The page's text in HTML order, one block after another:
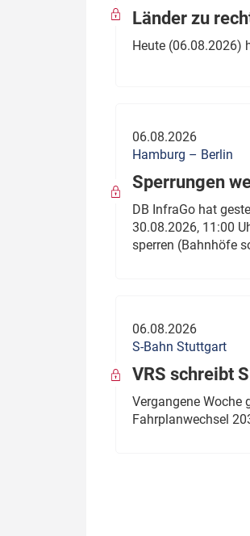
Länder zu
Heute (06.08.2026)
06.08.2026
Hamburg – Berlin
Sperrungen
DB InfraGo hat
30.08.2026, 11:00
sperren (Bahnhöfe
06.08.2026
S-Bahn Stuttgart
VRS schreibt
Vergangene Woche
Fahrplanwechsel